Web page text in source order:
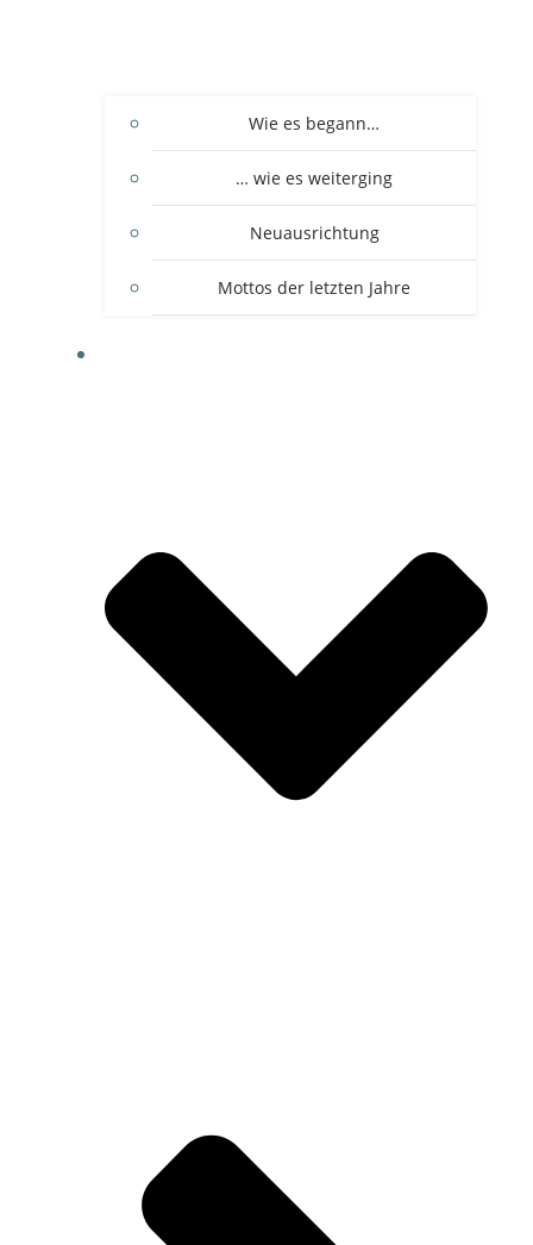
Wie es begann…
… wie es weiterging
Neuausrichtung
Mottos der letzten Jahre